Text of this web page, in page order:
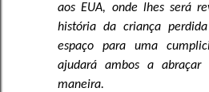
aos EUA, onde lhes será
história da criança
espaço para uma
ajudará ambos a
maneira.